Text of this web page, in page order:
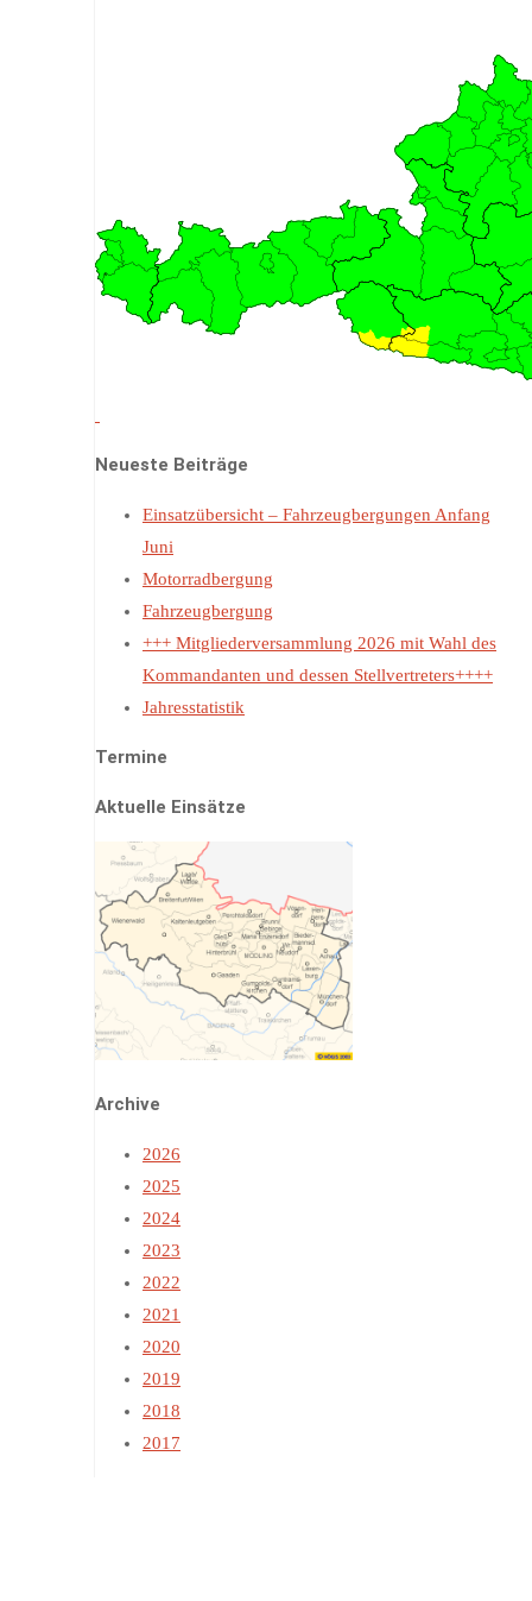
Neueste Beiträge
Einsatzübersicht – Fahrzeugbergungen Anfang
Juni
Motorradbergung
Fahrzeugbergung
+++ Mitgliederversammlung 2026 mit Wahl des
Kommandanten und dessen Stellvertreters++++
Jahresstatistik
Termine
Aktuelle Einsätze
Archive
2026
2025
2024
2023
2022
2021
2020
2019
2018
2017